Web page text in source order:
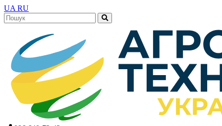
UA RU